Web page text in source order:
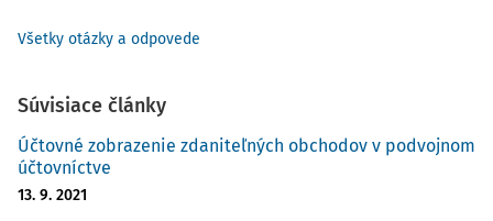
Všetky otázky a odpovede
Súvisiace články
Účtovné zobrazenie zdaniteľných obchodov v podvojnom
účtovníctve
13. 9. 2021